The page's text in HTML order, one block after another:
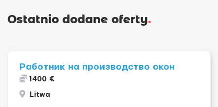
Ostatnio dodane oferty.
Работник на производство окон
1400 €
Litwa